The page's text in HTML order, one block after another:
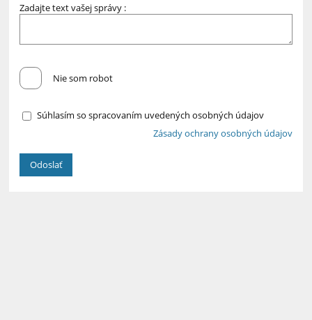
Zadajte text vašej správy :
Nie som robot
Súhlasím so spracovaním uvedených osobných údajov
Zásady ochrany osobných údajov